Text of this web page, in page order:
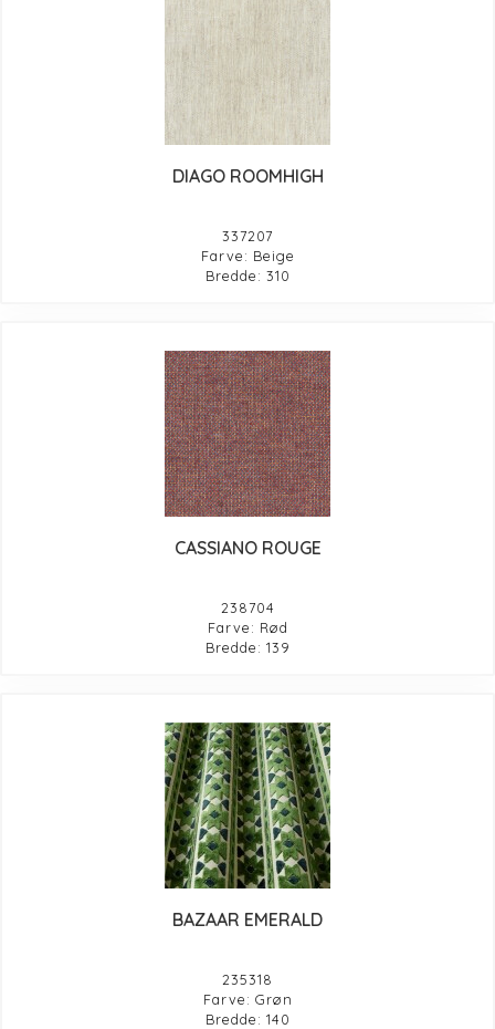
DIAGO ROOMHIGH
337207
Farve: Beige
Bredde: 310
CASSIANO ROUGE
238704
Farve: Rød
Bredde: 139
BAZAAR EMERALD
235318
Farve: Grøn
Bredde: 140